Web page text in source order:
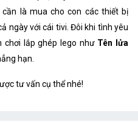
là mua cho con các thiết bị
ngày với cái tivi. Đôi khi tình yêu
chơi lắp ghép lego như Tên lửa
hạn.
tư vấn cụ thể nhé!